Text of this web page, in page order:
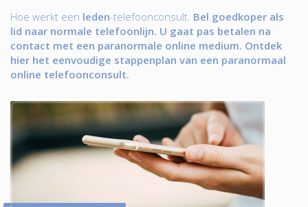
Hoe werkt een leden-telefoonconsult. Bel goedkoper als
lid naar normale telefoonlijn. U gaat pas betalen na
contact met een paranormale online medium. Ontdek
hier het eenvoudige stappenplan van een paranormaal
online telefoonconsult.